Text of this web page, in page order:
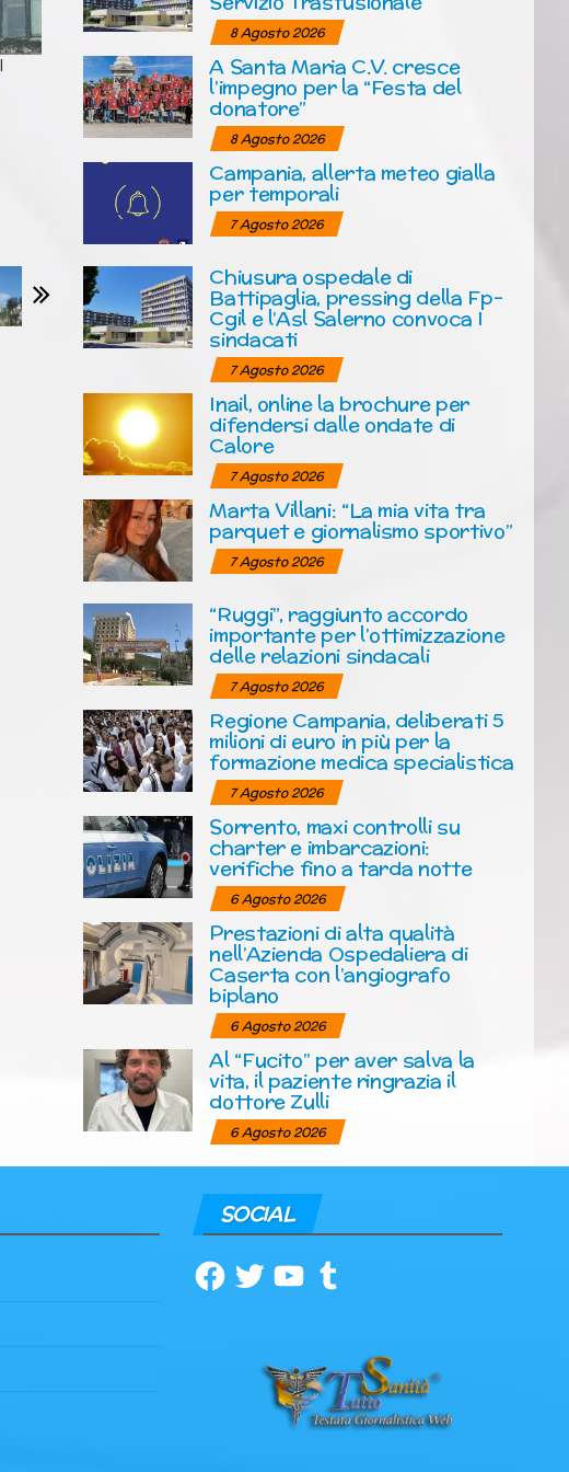
8 Agosto 2026
A Santa Maria C.V. cresce
l’impegno per la “Festa del
donatore”
8 Agosto 2026
Campania, allerta meteo gialla
per temporali
7 Agosto 2026
Chiusura ospedale di
Battipaglia, pressing della Fp-
Cgil e l’Asl Salerno convoca I
sindacati
7 Agosto 2026
Inail, online la brochure per
difendersi dalle ondate di
Calore
7 Agosto 2026
Marta Villani: “La mia vita tra
parquet e giornalismo sportivo”
7 Agosto 2026
“Ruggi”, raggiunto accordo
importante per l’ottimizzazione
delle relazioni sindacali
7 Agosto 2026
Regione Campania, deliberati 5
milioni di euro in più per la
formazione medica specialistica
7 Agosto 2026
Sorrento, maxi controlli su
charter e imbarcazioni:
verifiche fino a tarda notte
6 Agosto 2026
Prestazioni di alta qualità
nell’Azienda Ospedaliera di
Caserta con l’angiografo
biplano
6 Agosto 2026
Al “Fucito” per aver salva la
vita, il paziente ringrazia il
dottore Zulli
6 Agosto 2026
SOCIAL
Facebook
TwitterYouTubeTumblr